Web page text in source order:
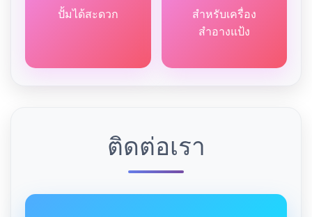
ปั้มได้สะดวก
สำหรับเครื่อง
สำอางแป้ง
ติดต่อเรา